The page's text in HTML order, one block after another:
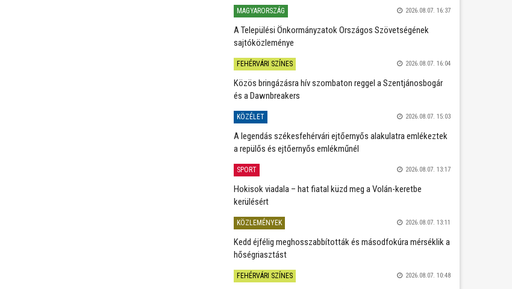
MAGYARORSZÁG 2026.08.07. 16:37
A Települési Önkormányzatok Országos Szövetségének
sajtóközleménye
FEHÉRVÁRI SZÍNES 2026.08.07. 16:04
Közös bringázásra hív szombaton reggel a Szentjánosbogár
és a Dawnbreakers
KÖZÉLET 2026.08.07. 15:03
A legendás székesfehérvári ejtőernyős alakulatra emlékeztek
a repülős és ejtőernyős emlékműnél
SPORT 2026.08.07. 13:17
Hokisok viadala – hat fiatal küzd meg a Volán-keretbe
kerülésért
KÖZLEMÉNYEK 2026.08.07. 13:11
Kedd éjfélig meghosszabbították és másodfokúra mérséklik a
hőségriasztást
FEHÉRVÁRI SZÍNES 2026.08.07. 10:48